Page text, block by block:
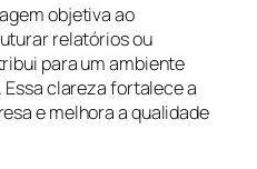
objetiva ao
relatórios ou
para um ambiente
clareza fortalece a
e melhora a qualidade